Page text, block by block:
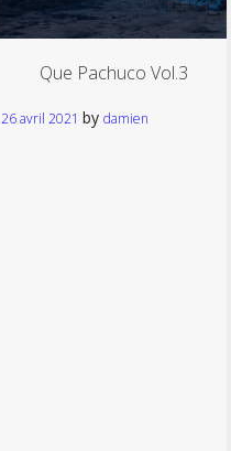
Que Pachuco Vol.3
26 avril 2021 by damien